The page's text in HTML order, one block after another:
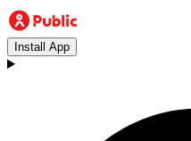
Install App